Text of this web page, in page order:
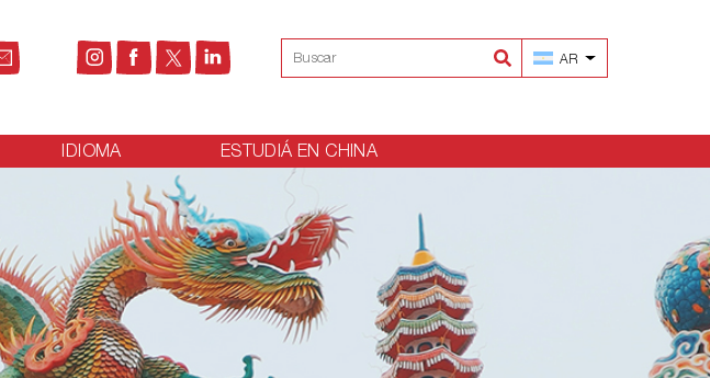
AR
IDIOMA ESTUDIÁ EN CHINA